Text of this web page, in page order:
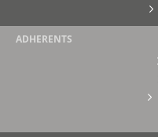
ADHERENTS